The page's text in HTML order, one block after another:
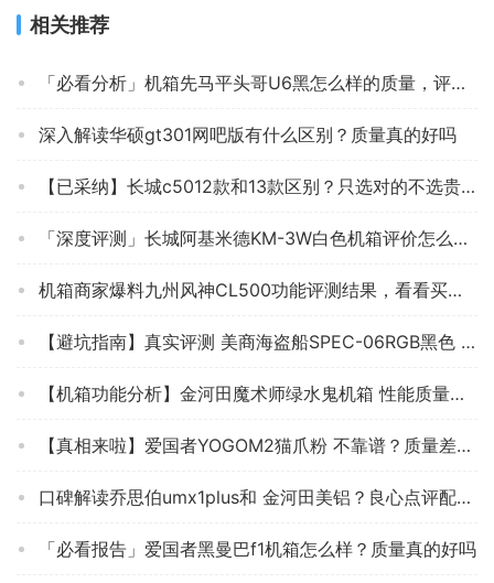
相关推荐
「必看分析」机箱先马平头哥U6黑怎么样的质量，评测为什么这样？
深入解读华硕gt301网吧版有什么区别？质量真的好吗
【已采纳】长城c5012款和13款区别？只选对的不选贵的
「深度评测」长城阿基米德KM-3W白色机箱评价怎么样说？质量不好吗
机箱商家爆料九州风神CL500功能评测结果，看看买家怎么样评价的
【避坑指南】真实评测 美商海盗船SPEC-06RGB黑色 优缺点，教你怎么样挑选质量好的机箱 ！
【机箱功能分析】金河田魔术师绿水鬼机箱 性能质量好不好？全面评测性价比怎么样？
【真相来啦】爱国者YOGOM2猫爪粉 不靠谱？质量差不差？如何看评测结果怎么样？
口碑解读乔思伯umx1plus和 金河田美铝？良心点评配置区别
「必看报告」爱国者黑曼巴f1机箱怎么样？质量真的好吗